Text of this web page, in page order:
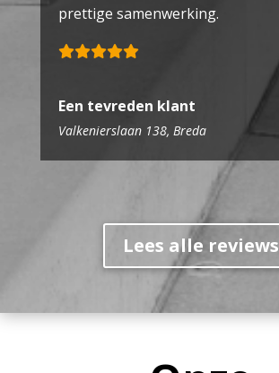
prettige samenwerking.
Een tevreden klant
Valkenierslaan 138, Breda
Lees alle reviews